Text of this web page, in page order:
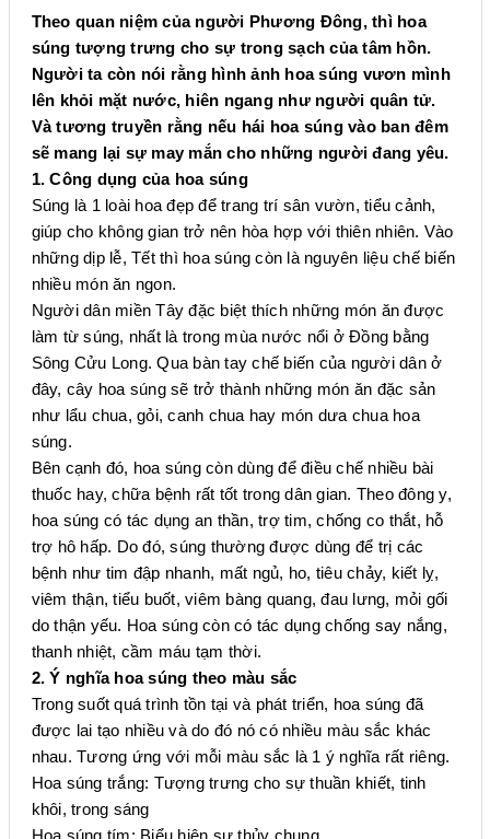
Theo quan niệm của người Phương Đông, thì hoa
súng tượng trưng cho sự trong sạch của tâm hồn.
Người ta còn nói rằng hình ảnh hoa súng vươn mình
lên khỏi mặt nước, hiên ngang như người quân tử.
Và tương truyền rằng nếu hái hoa súng vào ban đêm
sẽ mang lại sự may mắn cho những người đang yêu.
1. Công dụng của hoa súng
Súng là 1 loài hoa đẹp để trang trí sân vườn, tiểu cảnh,
giúp cho không gian trở nên hòa hợp với thiên nhiên. Vào
những dịp lễ, Tết thì hoa súng còn là nguyên liệu chế biến
nhiều món ăn ngon.
Người dân miền Tây đặc biệt thích những món ăn được
làm từ súng, nhất là trong mùa nước nổi ở Đồng bằng
Sông Cửu Long. Qua bàn tay chế biến của người dân ở
đây, cây hoa súng sẽ trở thành những món ăn đặc sản
như lẩu chua, gỏi, canh chua hay món dưa chua hoa
súng.
Bên cạnh đó, hoa súng còn dùng để điều chế nhiều bài
thuốc hay, chữa bệnh rất tốt trong dân gian. Theo đông y,
hoa súng có tác dụng an thần, trợ tim, chống co thắt, hỗ
trợ hô hấp. Do đó, súng thường được dùng để trị các
bệnh như tim đập nhanh, mất ngủ, ho, tiêu chảy, kiết lỵ,
viêm thận, tiểu buốt, viêm bàng quang, đau lưng, mỏi gối
do thận yếu. Hoa súng còn có tác dụng chống say nắng,
thanh nhiệt, cầm máu tạm thời.
2. Ý nghĩa hoa súng theo màu sắc
Trong suốt quá trình tồn tại và phát triển, hoa súng đã
được lai tạo nhiều và do đó nó có nhiều màu sắc khác
nhau. Tương ứng với mỗi màu sắc là 1 ý nghĩa rất riêng.
Hoa súng trắng: Tượng trưng cho sự thuần khiết, tinh
khôi, trong sáng